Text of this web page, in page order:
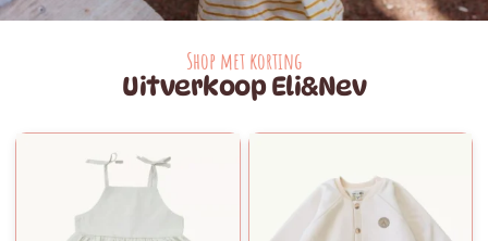
Shop met korting
Uitverkoop Eli&Nev